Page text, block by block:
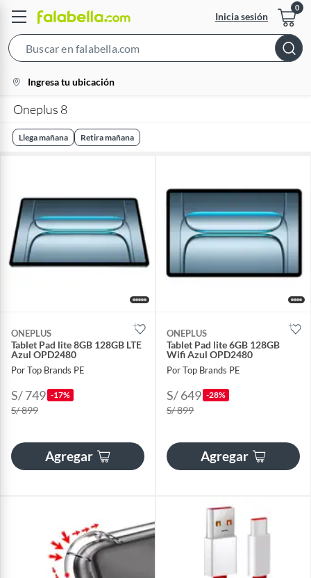
Inicia sesión
Bar
location-
icon
Ingresa tu ubicación
Oneplus 8
Llega mañana Retira mañana
ONEPLUS
Tablet Pad lite 8GB 128GB LTE
Azul OPD2480
Por Top Brands PE
S/ 749 -17%
S/ 899
Agregar
ONEPLUS
Tablet Pad lite 6GB 128GB
Wifi Azul OPD2480
Por Top Brands PE
S/ 649 -28%
S/ 899
Agregar